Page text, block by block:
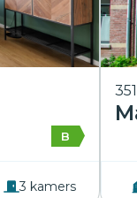
B
3 kamers